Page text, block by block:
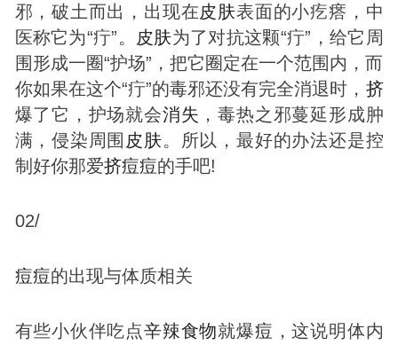
邪，破土而出，出现在皮肤表面的小疙瘩，中
医称它为“疔”。
皮肤为了对抗这颗“疔”，给它周
围形成一圈“护场”，把它圈定在一个范围内，而
你如果在这个“疔”的毒邪还没有完全消退时， 挤
爆了它，护场就会消失 ，毒热之邪蔓延形成肿
满，侵染周围 皮肤。所以，最好的办法还是控
制好你那爱挤痘痘的手吧!
02/
痘痘的出现与体质相关
有些小伙伴吃点辛辣食物就爆痘 ，这说明体内